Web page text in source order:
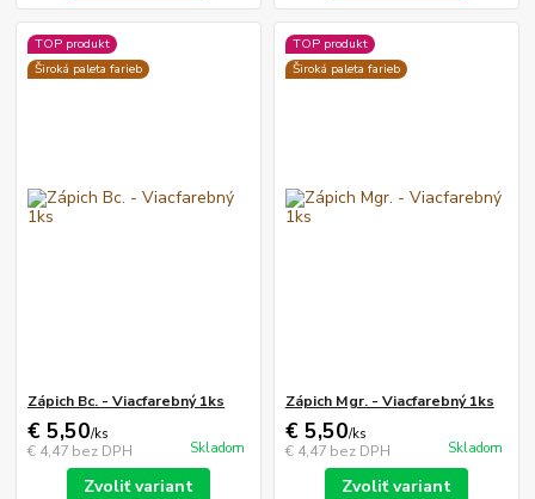
TOP produkt
Široká paleta farieb
Zápich Bc. - Viacfarebný 1ks
€ 5,50/ks
€ 4,47 bez DPH Skladom
Zvoliť variant
TOP produkt
Široká paleta farieb
Zápich Mgr. - Viacfarebný 1ks
€ 5,50/ks
€ 4,47 bez DPH Skladom
Zvoliť variant